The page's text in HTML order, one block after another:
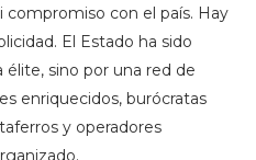
compromiso con el país. Hay
El Estado ha sido
élite, sino por una red de
enriquecidos, burócratas
y operadores